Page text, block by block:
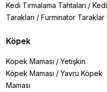
Kedi Tırmalama Tahtaları / Kedi
Tarakları / Furminator Taraklar
Köpek
Köpek Maması / Yetişkin
Köpek Maması / Yavru Köpek
Maması